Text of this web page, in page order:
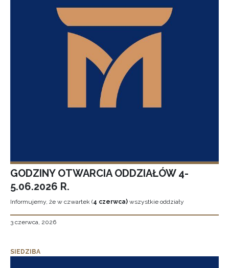
GODZINY OTWARCIA ODDZIAŁÓW 4-
5.06.2026 R.
Informujemy, że w czwartek (4 czerwca) wszystkie oddziały
3 czerwca, 2026
SIEDZIBA